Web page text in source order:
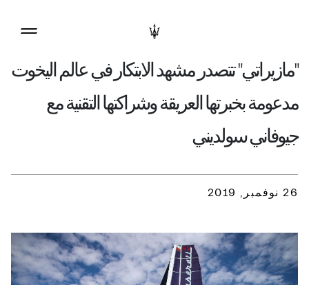
"مازيراتي" تتصدر مشهد الابتكار في عالم اليخوت
مدعومة بخبرتها العريقة وشراكتها التقنية مع
جيوفاني سولديني
26 نوفمبر, 2019